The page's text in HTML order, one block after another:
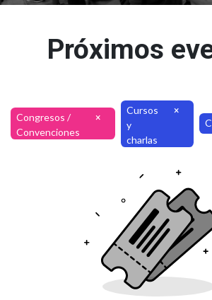
Próximos
Congresos /
Convenciones
×
Cursos
y
charlas
×